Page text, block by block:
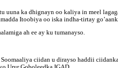
ka dhignayn oo kaliya in meel
Itoobiya oo iska indha-tirtay
ah ee ay ku tumanayso.
ciidan u dirayso haddii
Urur Goboleedka IGAD.